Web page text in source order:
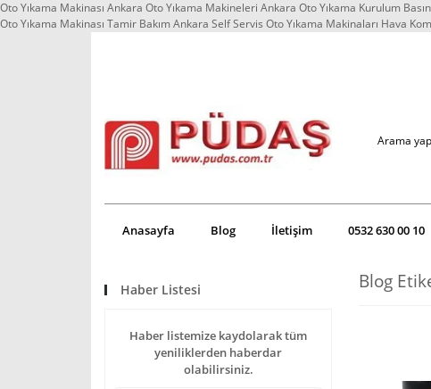
Oto Yıkama Makinası Ankara Oto Yıkama Makineleri Ankara Oto Yıkama Kurulum
Oto Yıkama Makinası Tamir Bakım Ankara Self Servis Oto Yıkama Makinaları Hava
Anasayfa Blog İletişim 0532 630 00 10
Haber Listesi
Haber listemize kaydolarak tüm
yeniliklerden haberdar
olabilirsiniz.
Blog